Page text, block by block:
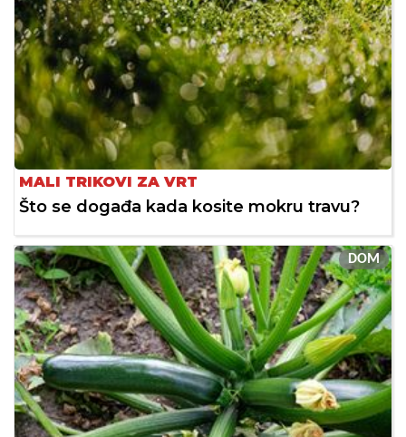
MALI TRIKOVI ZA VRT
Što se događa kada kosite mokru travu?
DOM